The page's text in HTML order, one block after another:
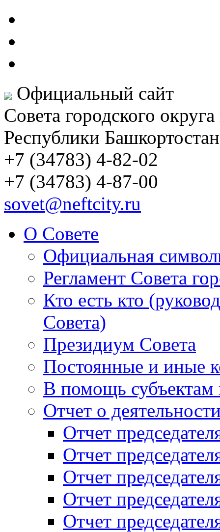
Официальный сайт
Совета городского
Республики Башкортостан
+7 (34783) 4-82-02
+7 (34783) 4-87-00
sovet@neftcity.ru
О Совете
Официальная
Регламент Совета
Кто есть кто
Совета)
Президиум Совета
Постоянные и иные
В помощь субъектам
Отчет о
Отчет
Отчет
Отчет
Отчет
Отчет